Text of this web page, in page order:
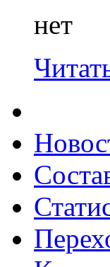
нет